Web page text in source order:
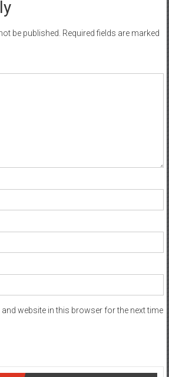
be published.
website in this browser for the next time